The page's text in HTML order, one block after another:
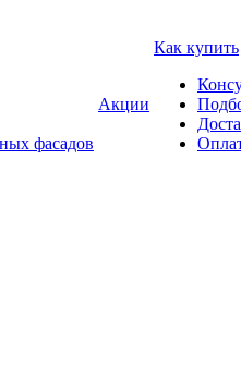
фасадов
Акции
Как купить